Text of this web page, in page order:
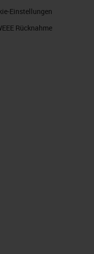
Einstellungen
Rücknahme